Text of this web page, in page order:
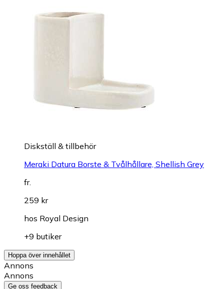
Diskställ & tillbehör
Meraki Datura Borste & Tvålhållare, Shellish Grey
fr.
259 kr
hos Royal Design
+9 butiker
Hoppa över innehållet
Annons
Annons
Ge oss feedback